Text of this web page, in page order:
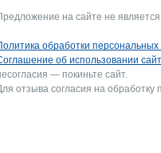
на сайте не
обработки
об использовании
— покиньте сайт.
отзыва согласия на